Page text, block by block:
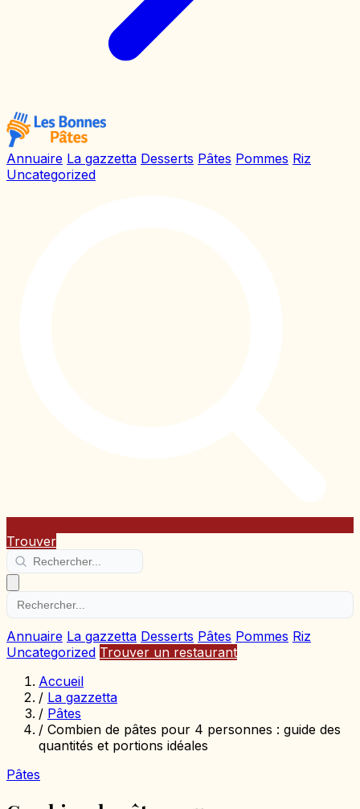
Annuaire La gazzetta Desserts Pâtes Pommes Riz
Uncategorized
Trouver
Annuaire La gazzetta Desserts Pâtes Pommes Riz
Uncategorized Trouver un restaurant
Accueil
/ La gazzetta
/ Pâtes
/ Combien de pâtes pour 4 personnes : guide des
quantités et portions idéales
Pâtes